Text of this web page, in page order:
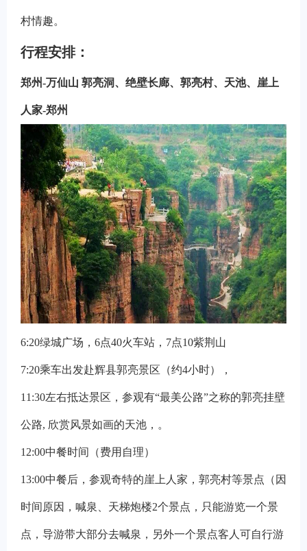
村情趣。
行程安排：
郑州-万仙山 郭亮洞、绝壁长廊、郭亮村、天池、崖上
人家-郑州
6:20绿城广场，6点40火车站，7点10紫荆山
7:20乘车出发赴辉县郭亮景区（约4小时），
11:30左右抵达景区，参观有“最美公路”之称的郭亮挂壁
公路, 欣赏风景如画的天池，。
12:00中餐时间（费用自理）
13:00中餐后，参观奇特的崖上人家，郭亮村等景点（因
时间原因，喊泉、天梯炮楼2个景点，只能游览一个景
点，导游带大部分去喊泉，另外一个景点客人可自行游